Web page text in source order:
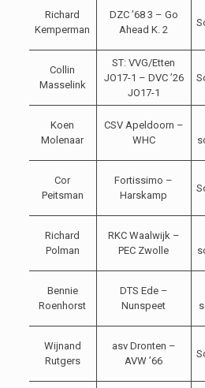
Richard
Kemperman
DZC ’68 3 – Go
Ahead K. 2
Collin
Masselink
ST: VVG/Etten
JO17-1 – DVC ’26
JO17-1
Koen
Molenaar
CSV Apeldoorn –
WHC
Cor
Peitsman
Fortissimo –
Harskamp
Richard
Polman
RKC Waalwijk –
PEC Zwolle
Bennie
Roenhorst
DTS Ede –
Nunspeet
Wijnand
Rutgers
asv Dronten –
AVW ’66